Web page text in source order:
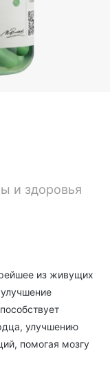
и здоровья
из живущих
улучшению
помогая мозгу